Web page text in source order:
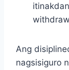
Ang
nagsisiguro